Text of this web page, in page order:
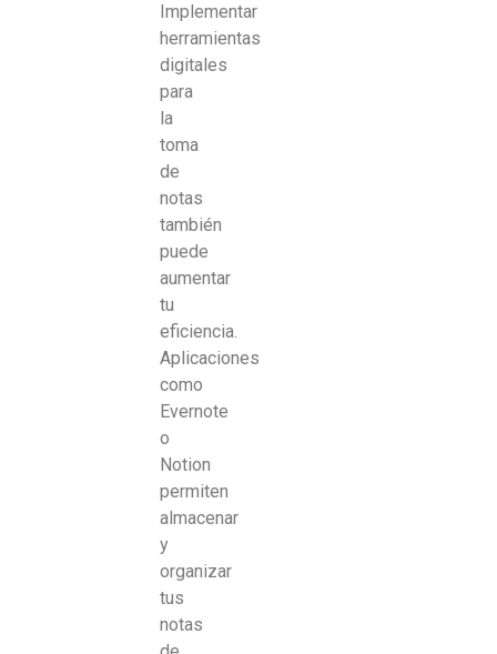
Implementar
herramientas
digitales
para
la
toma
de
notas
también
puede
aumentar
tu
eficiencia.
Aplicaciones
como
Evernote
o
Notion
permiten
almacenar
y
organizar
tus
notas